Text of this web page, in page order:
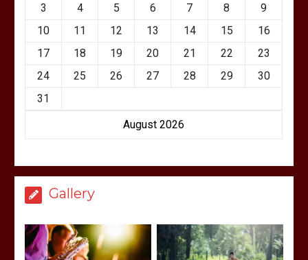
August 2026
3
4 5 6 7 8
9
10
11 12 13 14 15
16
17
18 19 20 21 22
23
24
25 26 27 28 29
30
31
Gallery